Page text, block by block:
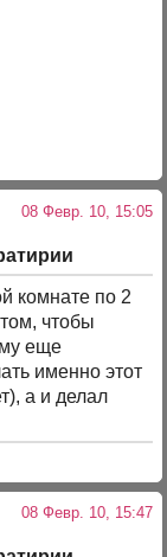
08 Февр. 10, 15:05
комнате по 2
чтобы
еще
именно этот
а и делал
08 Февр. 10, 15:47